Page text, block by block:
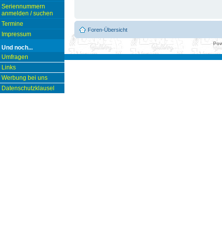
Seriennummern
anmelden / suchen
Termine
Impressum
Und noch...
Umfragen
Links
Werbung bei uns
Datenschutzklausel
Foren-Übersicht